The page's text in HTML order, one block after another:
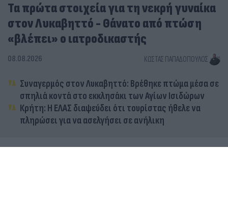
Τα πρώτα στοιχεία για τη νεκρή γυναίκα
στον Λυκαβηττό - Θάνατο από πτώση
«βλέπει» ο ιατροδικαστής
08.08.2026 ΚΏΣΤΑΣ ΠΑΠΑΔΌΠΟΥΛΟΣ
Συναγερμός στον Λυκαβηττό: Βρέθηκε πτώμα μέσα σε
σπηλιά κοντά στο εκκλησάκι των Αγίων Ισιδώρων
Κρήτη: Η ΕΛΑΣ διαψεύδει ότι τουρίστας ήθελε να
πληρώσει για να ασελγήσει σε ανήλικη